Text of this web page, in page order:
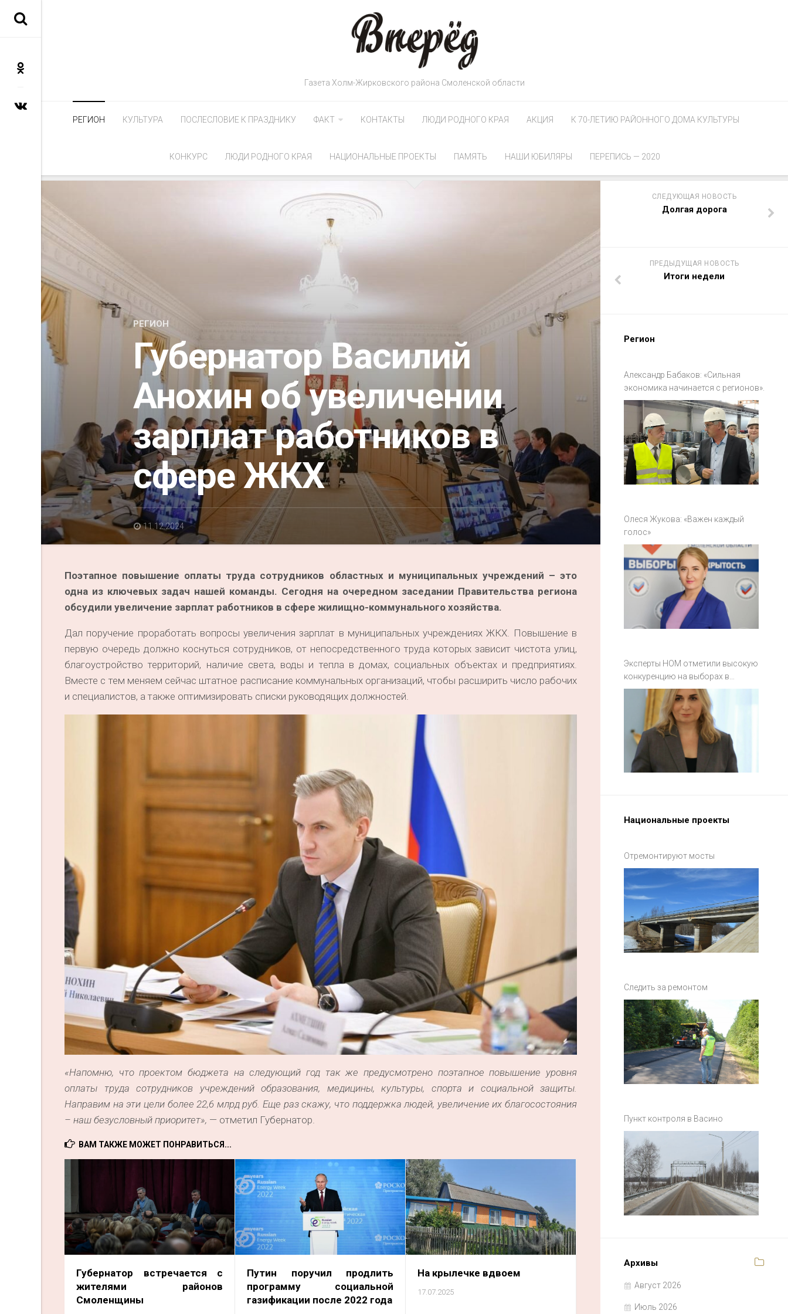
Газета Холм-Жирковского района Смоленской области
РЕГИОН КУЛЬТУРА ПОСЛЕСЛОВИЕ К ПРАЗДНИКУ ФАКТ КОНТАКТЫ ЛЮДИ РОДНОГО КРАЯ АКЦИЯ К 70-ЛЕТИЮ РАЙОННОГО ДОМА КУЛЬТУРЫ
КОНКУРС ЛЮДИ РОДНОГО КРАЯ НАЦИОНАЛЬНЫЕ ПРОЕКТЫ ПАМЯТЬ НАШИ ЮБИЛЯРЫ ПЕРЕПИСЬ — 2020
РЕГИОН
Губернатор Василий
Анохин об увеличении
зарплат работников в
сфере ЖКХ
11.12.2024
Поэтапное повышение оплаты труда сотрудников областных и муниципальных учреждений – это
одна из ключевых задач нашей команды. Сегодня на очередном заседании Правительства региона
обсудили увеличение зарплат работников в сфере жилищно-коммунального хозяйства.
Дал поручение проработать вопросы увеличения зарплат в муниципальных учреждениях ЖКХ. Повышение в
первую очередь должно коснуться сотрудников, от непосредственного труда которых зависит чистота улиц,
благоустройство территорий, наличие света, воды и тепла в домах, социальных объектах и предприятиях.
Вместе с тем меняем сейчас штатное расписание коммунальных организаций, чтобы расширить число рабочих
и специалистов, а также оптимизировать списки руководящих должностей.
«Напомню, что проектом бюджета на следующий год так же предусмотрено поэтапное повышение уровня
оплаты труда сотрудников учреждений образования, медицины, культуры, спорта и социальной защиты.
Направим на эти цели более 22,6 млрд руб. Еще раз скажу, что поддержка людей, увеличение их благосостояния
– наш безусловный приоритет», — отметил Губернатор.
ВАМ ТАКЖЕ МОЖЕТ ПОНРАВИТЬСЯ...
Губернатор встречается с
жителями районов
Смоленщины
Путин поручил продлить
программу социальной
газификации после 2022 года
На крылечке вдвоем
17.07.2025
СЛЕДУЮЩАЯ НОВОСТЬ
Долгая дорога
ПРЕДЫДУЩАЯ НОВОСТЬ
Итоги недели
Регион
Александр Бабаков: «Сильная
экономика начинается с регионов».
Олеся Жукова: «Важен каждый
голос»
Эксперты НОМ отметили высокую
конкуренцию на выборах в
Смоленской области
Национальные проекты
Отремонтируют мосты
Следить за ремонтом
Пункт контроля в Васино
Архивы
Август 2026
Июль 2026